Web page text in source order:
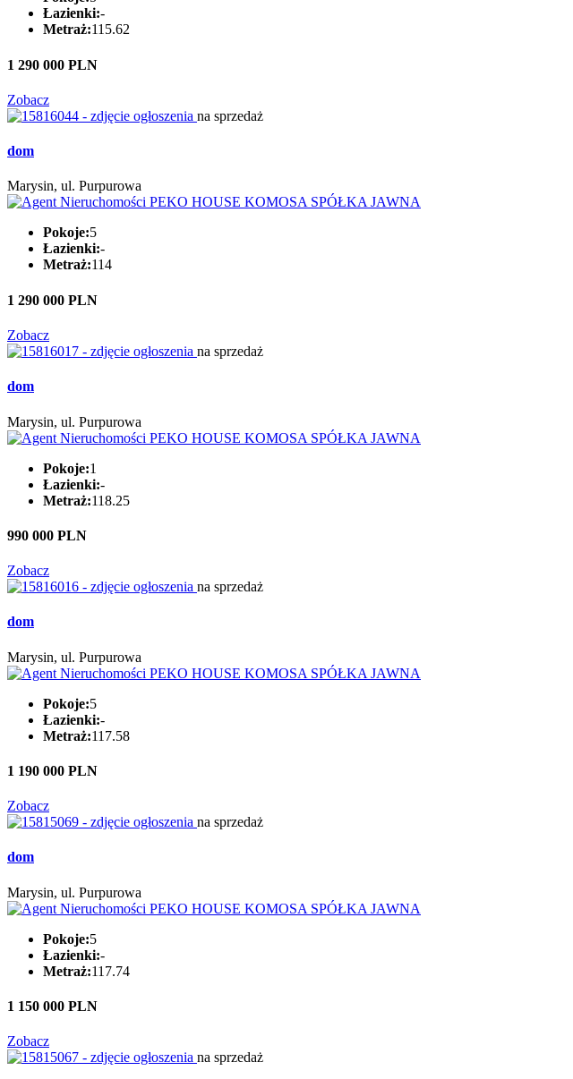
Łazienki:-
Metraż:115.62
1 290 000 PLN
Zobacz
na sprzedaż
dom
Marysin, ul. Purpurowa
Pokoje:5
Łazienki:-
Metraż:114
1 290 000 PLN
Zobacz
na sprzedaż
dom
Marysin, ul. Purpurowa
Pokoje:1
Łazienki:-
Metraż:118.25
990 000 PLN
Zobacz
na sprzedaż
dom
Marysin, ul. Purpurowa
Pokoje:5
Łazienki:-
Metraż:117.58
1 190 000 PLN
Zobacz
na sprzedaż
dom
Marysin, ul. Purpurowa
Pokoje:5
Łazienki:-
Metraż:117.74
1 150 000 PLN
Zobacz
na sprzedaż